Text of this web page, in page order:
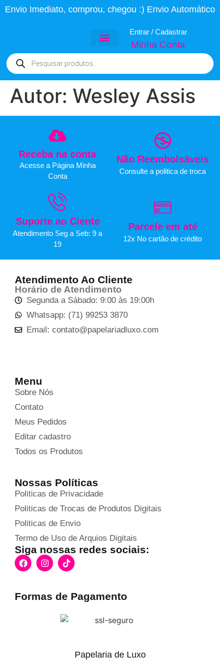
Envio Imediato, comprou, chegou :) Envio Automático
Entrar / Cadastrar
Minha Conta
Autor: Wesley Assis
Receba na conta
Acesse a Página Minha
Conta
Não Reembolsáveis
Consulte a politica de troca
Suporte ao Ciente
Atendimento Seg a Seb: 9 a
19
Parcele em até
12x No cartão de crédito
Atendimento Ao Cliente
Horário de Atendimento
Segunda a Sábado: 9:00 às 19:00h
Whatsapp: (71) 99253 3870
Email: contato@papelariadluxo.com
Menu
Sobre Nós
Contato
Meus Pedidos
Editar cadastro
Todos os Produtos
Nossas Políticas
Politicas de Privacidade
Politicas de Trocas de Produtos Digitais
Politicas de Envio
Termo de Uso de Arquios Digitais
Siga nossas redes sociais:
Formas de Pagamento
Papelaria de Luxo